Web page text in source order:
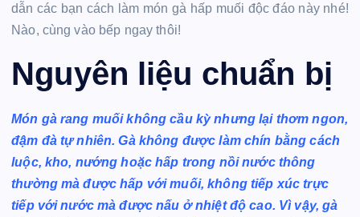
dẫn các bạn cách làm món gà hấp muối độc đáo này nhé!
Nào, cùng vào bếp ngay thôi!
Nguyên liệu chuẩn bị
Món gà rang muối không cầu kỳ nhưng lại thơm ngon,
đậm đà tự nhiên. Gà không được làm chín bằng cách
luộc, kho, nướng hoặc hấp trong nồi nước thông
thường mà được hấp với muối, không tiếp xúc trực
tiếp với nước mà được nấu ở nhiệt độ cao. Vì vậy, gà